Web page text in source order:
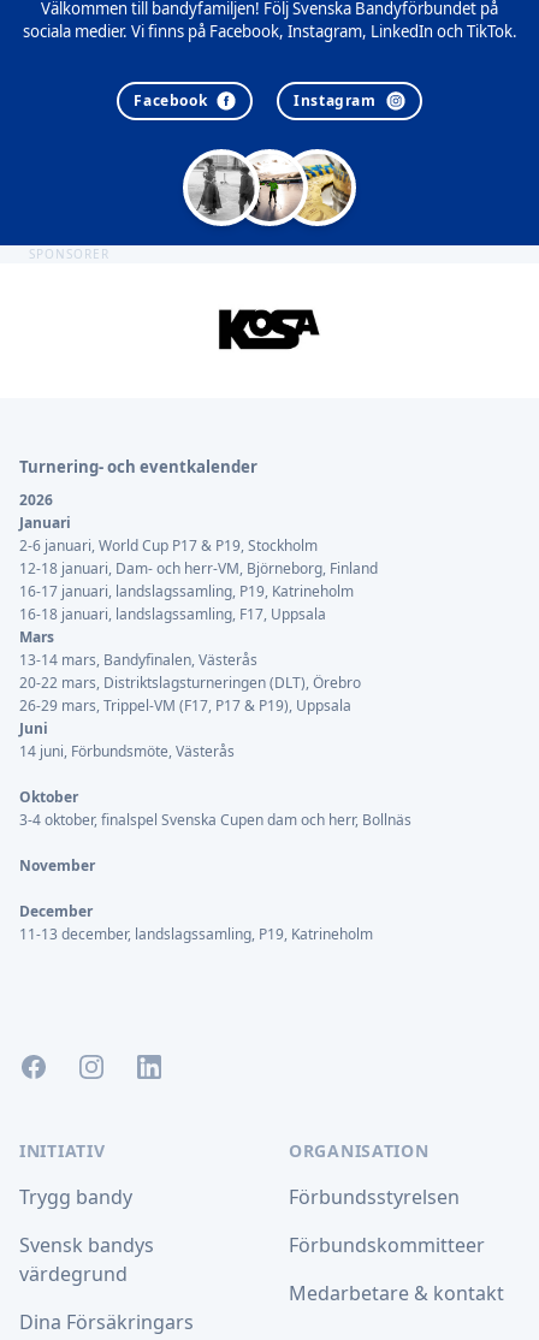
Välkommen till bandyfamiljen! Följ Svenska Bandyförbundet på
sociala medier. Vi finns på Facebook, Instagram, LinkedIn och TikTok.
Facebook Instagram
SPONSORER
Turnering- och eventkalender
2026
Januari
2-6 januari, World Cup P17 & P19, Stockholm
12-18 januari, Dam- och herr-VM, Björneborg, Finland
16-17 januari, landslagssamling, P19, Katrineholm
16-18 januari, landslagssamling, F17, Uppsala
Mars
13-14 mars, Bandyfinalen, Västerås
20-22 mars, Distriktslagsturneringen (DLT), Örebro
26-29 mars, Trippel-VM (F17, P17 & P19), Uppsala
Juni
14 juni, Förbundsmöte, Västerås
Oktober
3-4 oktober, finalspel Svenska Cupen dam och herr, Bollnäs
November
December
11-13 december, landslagssamling, P19, Katrineholm
FacebookInstagramLinkedIn
INITIATIV
Trygg bandy
Svensk bandys
värdegrund
Dina Försäkringars
ORGANISATION
Förbundsstyrelsen
Förbundskommitteer
Medarbetare & kontakt